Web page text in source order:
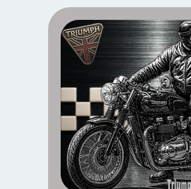
thruxton-
DAS FORUM! Alles rund um die
Street Cup, America und Speedmaster.